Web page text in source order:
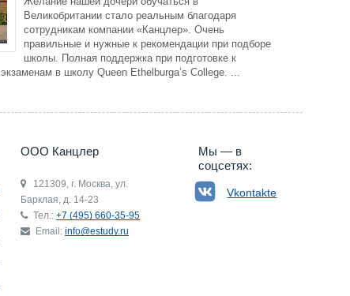
Великобритании стало реальным благодаря
сотрудникам компании «Канцлер». Очень
правильные и нужные к рекомендации при подборе
школы. Полная поддержка при подготовке к
в школу Queen Ethelburga’s College. ...
660-35-95
ООО Канцлер
121309, г. Москва, ул.
Барклая, д. 14-23
Тел.: +7 (495) 660-35-95
Email: info@estudy.ru
Мы — в
соцсетях:
Vkontakte